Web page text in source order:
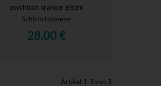
psychisch kranker Eltern
Schirin Homeier
28,00 €
Artikel 1 -3 von 3